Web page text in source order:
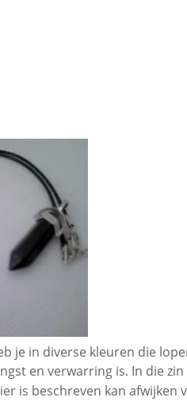
je in diverse kleuren die
en verwarring is. In die
is beschreven kan afwijken